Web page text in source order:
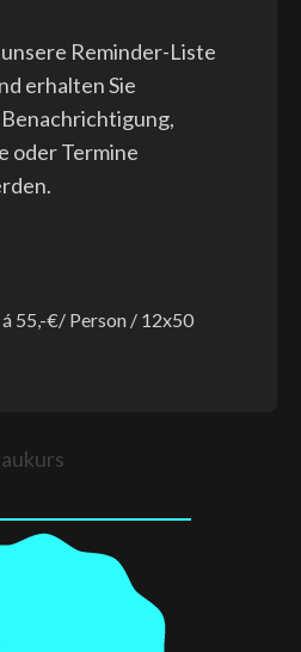
Reminder-Liste
erhalten Sie
oder Termine
55,-€/ Person / 12x50